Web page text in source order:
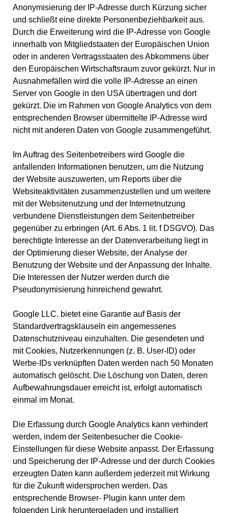
Anonymisierung der IP-Adresse durch Kürzung sicher
und schließt eine direkte Personenbeziehbarkeit aus.
Durch die Erweiterung wird die IP-Adresse von Google
innerhalb von Mitgliedstaaten der Europäischen Union
oder in anderen Vertragsstaaten des Abkommens über
den Europäischen Wirtschaftsraum zuvor gekürzt. Nur in
Ausnahmefällen wird die volle IP-Adresse an einen
Server von Google in den USA übertragen und dort
gekürzt. Die im Rahmen von Google Analytics von dem
entsprechenden Browser übermittelte IP-Adresse wird
nicht mit anderen Daten von Google zusammengeführt.
Im Auftrag des Seitenbetreibers wird Google die
anfallenden Informationen benutzen, um die Nutzung
der Website auszuwerten, um Reports über die
Websiteaktivitäten zusammenzustellen und um weitere
mit der Websitenutzung und der Internetnutzung
verbundene Dienstleistungen dem Seitenbetreiber
gegenüber zu erbringen (Art. 6 Abs. 1 lit. f DSGVO). Das
berechtigte Interesse an der Datenverarbeitung liegt in
der Optimierung dieser Website, der Analyse der
Benutzung der Website und der Anpassung der Inhalte.
Die Interessen der Nutzer werden durch die
Pseudonymisierung hinreichend gewahrt.
Google LLC. bietet eine Garantie auf Basis der
Standardvertragsklauseln ein angemessenes
Datenschutzniveau einzuhalten. Die gesendeten und
mit Cookies, Nutzerkennungen (z. B. User-ID) oder
Werbe-IDs verknüpften Daten werden nach 50 Monaten
automatisch gelöscht. Die Löschung von Daten, deren
Aufbewahrungsdauer erreicht ist, erfolgt automatisch
einmal im Monat.
Die Erfassung durch Google Analytics kann verhindert
werden, indem der Seitenbesucher die Cookie-
Einstellungen für diese Website anpasst. Der Erfassung
und Speicherung der IP-Adresse und der durch Cookies
erzeugten Daten kann außerdem jederzeit mit Wirkung
für die Zukunft widersprochen werden. Das
entsprechende Browser- Plugin kann unter dem
folgenden Link heruntergeladen und installiert